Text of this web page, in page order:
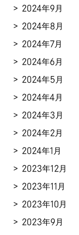
2024年9月
2024年8月
2024年7月
2024年6月
2024年5月
2024年4月
2024年3月
2024年2月
2024年1月
2023年12月
2023年11月
2023年10月
2023年9月